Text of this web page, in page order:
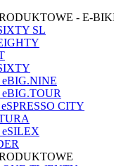
- E-
SL
CITY